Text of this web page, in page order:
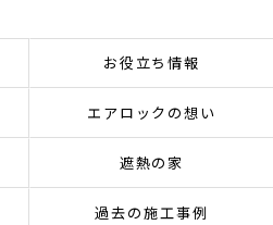
お役立ち情報
エアロックの想い
遮熱の家
過去の施工事例